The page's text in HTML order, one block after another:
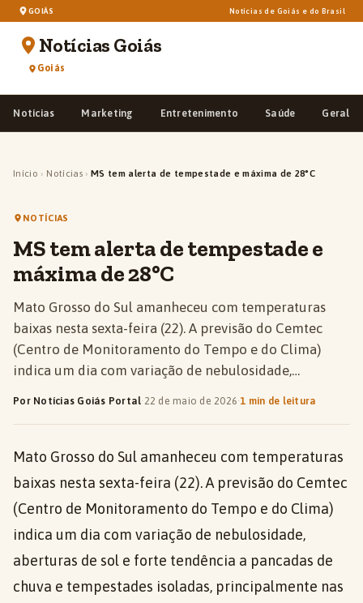
GOIÁS Notícias de Goiás e do Brasil
Notícias Goiás
Goiás
Notícias Marketing Entretenimento Saúde Geral
Início › Notícias › MS tem alerta de tempestade e máxima de 28°C
NOTÍCIAS
MS tem alerta de tempestade e
máxima de 28°C
Mato Grosso do Sul amanheceu com temperaturas
baixas nesta sexta-feira (22). A previsão do Cemtec
(Centro de Monitoramento do Tempo e do Clima)
indica um dia com variação de nebulosidade,…
Por Notícias Goiás Portal·22 de maio de 2026·1 min de leitura
Mato Grosso do Sul amanheceu com temperaturas
baixas nesta sexta-feira (22). A previsão do Cemtec
(Centro de Monitoramento do Tempo e do Clima)
indica um dia com variação de nebulosidade,
aberturas de sol e forte tendência a pancadas de
chuva e tempestades isoladas, principalmente nas